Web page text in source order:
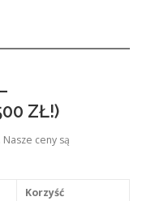
ZŁ!)
ceny są
Korzyść